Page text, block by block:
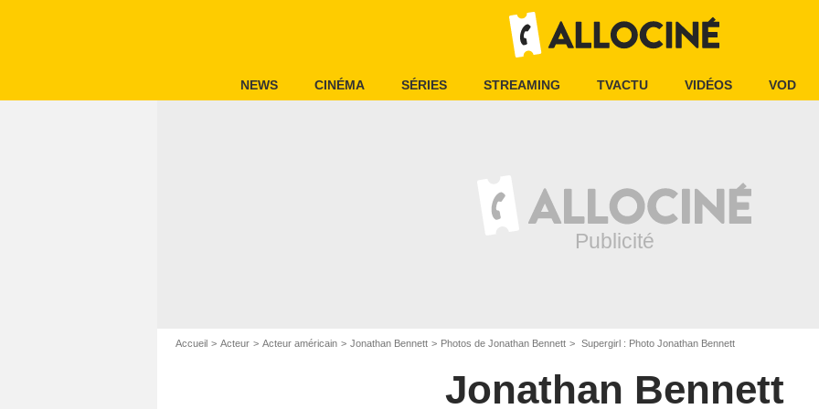
NEWS CINÉMA SÉRIES STREAMING TVACTU VIDÉOS VOD
Accueil Acteur Acteur américain Jonathan Bennett Photos de Jonathan Bennett Supergirl : Photo Jonathan Bennett
Jonathan Bennett